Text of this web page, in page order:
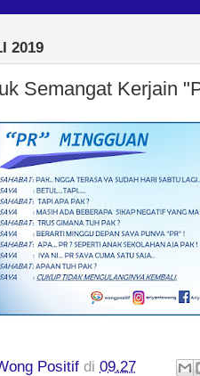
2019
Semangat Kerjain
Positif di 09.27